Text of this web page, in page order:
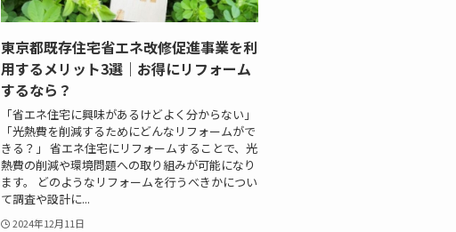
東京都既存住宅省エネ改修促進事業を利
用するメリット3選｜お得にリフォーム
するなら？
「省エネ住宅に興味があるけどよく分からない」
「光熱費を削減するためにどんなリフォームがで
きる？」 省エネ住宅にリフォームすることで、光
熱費の削減や環境問題への取り組みが可能になり
ます。 どのようなリフォームを行うべきかについ
て調査や設計に...
2024年12月11日